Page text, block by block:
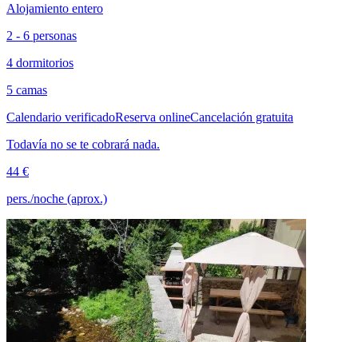
Alojamiento entero
2 - 6 personas
4 dormitorios
5 camas
Calendario verificadoReserva onlineCancelación gratuita
Todavía no se te cobrará nada.
44 €
pers./noche (aprox.)